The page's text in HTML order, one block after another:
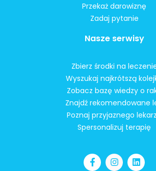
Przekaż darowiznę
Zadaj pytanie
Nasze serwisy
Zbierz środki na
Wyszukaj najkrótszą
Zobacz bazę wiedzy o
Znajdź rekomendowane
Poznaj przyjaznego
Spersonalizuj terapię